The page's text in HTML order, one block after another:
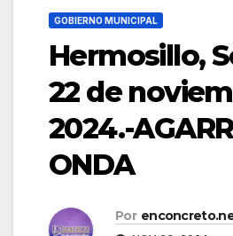
GOBIERNO MUNICIPAL
Hermosillo,
22 de
2024.-
ONDA
Por